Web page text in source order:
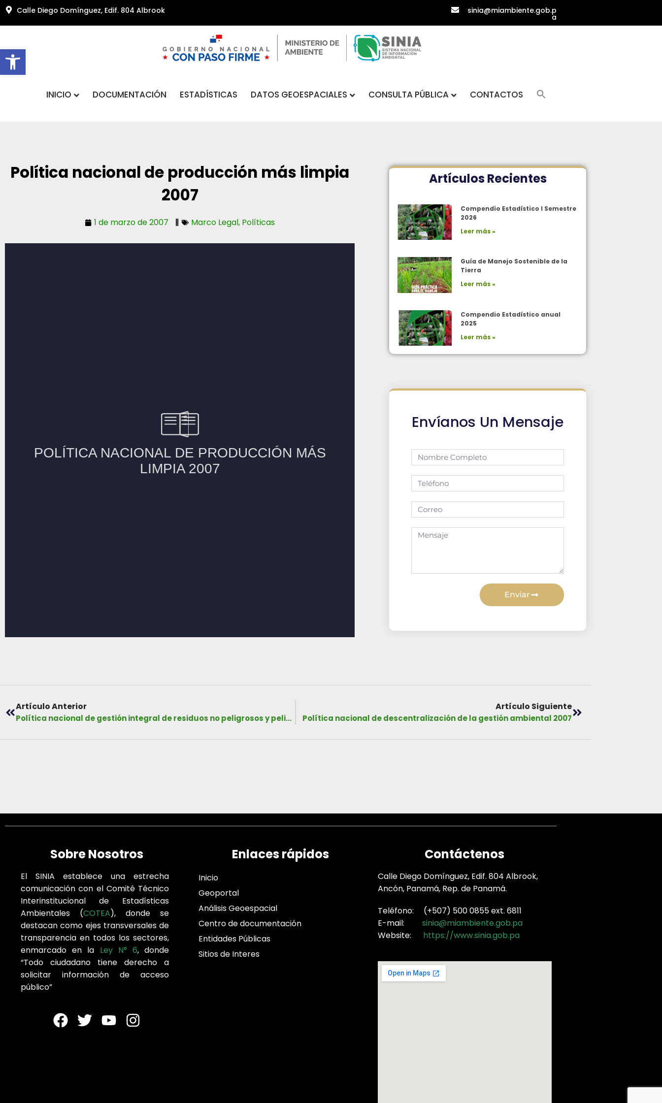
Abrir barra de herramientas
Calle Diego Domínguez, Edif. 804 Albrook sinia@miambiente.gob.p
a
INICIO DOCUMENTACIÓN ESTADÍSTICAS DATOS GEOESPACIALES CONSULTA PÚBLICA CONTACTOS
Política nacional de producción más limpia
2007
1 de marzo de 2007 Marco Legal, Políticas
Artículos Recientes
Compendio Estadístico I Semestre
2026
Leer más »
Guía de Manejo Sostenible de la
Tierra
Leer más »
Compendio Estadístico anual
2025
Leer más »
Envíanos Un Mensaje
Enviar
Artículo Anterior
Política nacional de gestión integral de residuos no peligrosos y peligrosos 2007
Artículo Siguiente
Política nacional de descentralización de la gestión ambiental 2007
Sobre Nosotros
El SINIA establece una estrecha
comunicación con el Comité Técnico
Interinstitucional de Estadísticas
Ambientales (COTEA), donde se
destacan como ejes transversales de
transparencia en todos los sectores,
enmarcado en la Ley N° 6, donde
“Todo ciudadano tiene derecho a
solicitar información de acceso
público”
Enlaces rápidos
Inicio
Geoportal
Análisis Geoespacial
Centro de documentación
Entidades Públicas
Sitios de Interes
Contáctenos
Calle Diego Domínguez, Edif. 804 Albrook,
Ancón, Panamá, Rep. de Panamá.
Teléfono: (+507) 500 0855 ext. 6811
E-mail: sinia@miambiente.gob.pa
Website: https://www.sinia.gob.pa